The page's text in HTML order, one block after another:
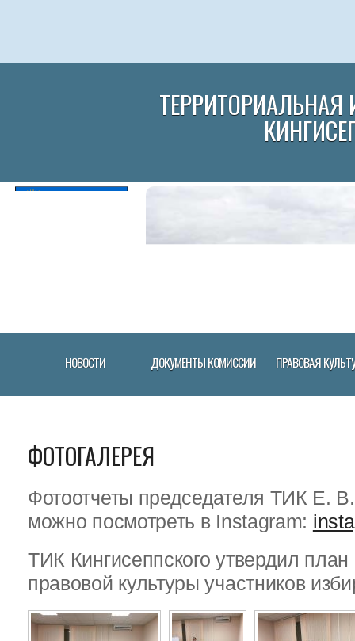
НОВОСТИ ДОКУМЕНТЫ КОМИССИИ ПРАВОВАЯ
ФОТОГАЛЕРЕЯ
Фотоотчеты председателя ТИК Е.
можно посмотреть в Instagram:
ТИК Кингисеппского утвердил
правовой культуры участников